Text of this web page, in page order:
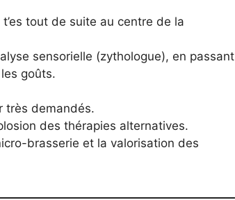
tout de suite au centre de la
sensorielle (zythologue), en passant
goûts.
très demandés.
des thérapies alternatives.
brasserie et la valorisation des